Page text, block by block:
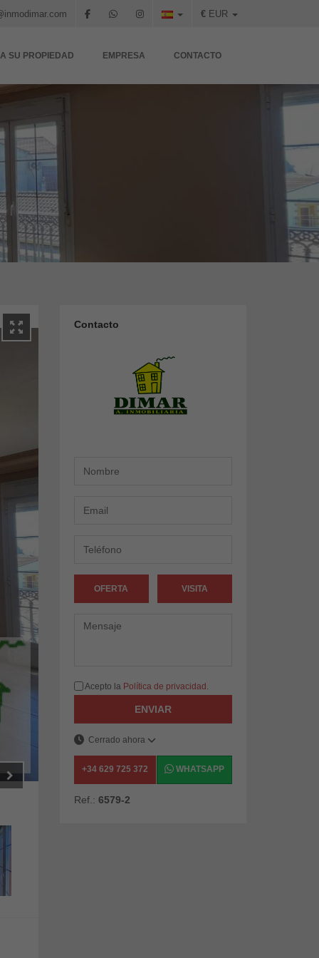
€ EUR
SU PROPIEDAD EMPRESA CONTACTO
Contacto
OFERTA VISITA
Acepto la Política de privacidad .
ENVIAR
Cerrado ahora
+34 629 725 372 WHATSAPP
Ref.: 6579-2